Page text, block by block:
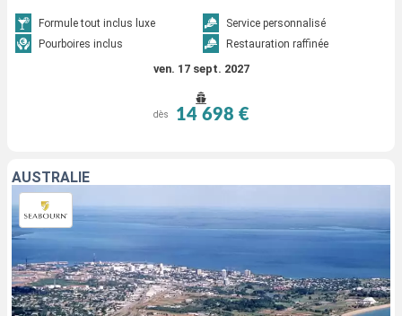
Formule tout inclus luxe
Service personnalisé
Pourboires inclus
Restauration raffinée
ven. 17 sept. 2027
dès 14 698 €
AUSTRALIE